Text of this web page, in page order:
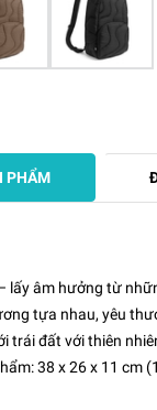
PHẨM
lấy âm hưởng từ
tựa nhau, yêu
trái đất với thiên
38 x 26 x 11 cm